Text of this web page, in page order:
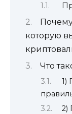
которую
Что
1)
2)